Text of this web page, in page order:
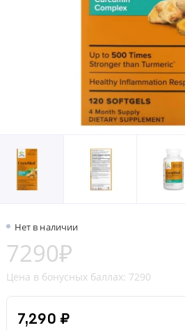
Нет в наличии
7290₽
Цена в бонусных баллах: 7290
7,290 ₽